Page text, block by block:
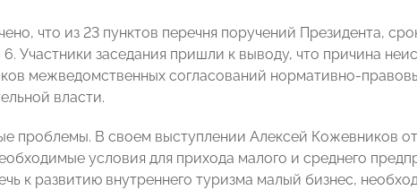
что из 23 пунктов перечня поручений Президента,
Участники заседания пришли к выводу, что причина
межведомственных согласований нормативно-
власти.
проблемы. В своем выступлении Алексей Кожевников
условия для прихода малого и среднего
к развитию внутреннего туризма малый бизнес,